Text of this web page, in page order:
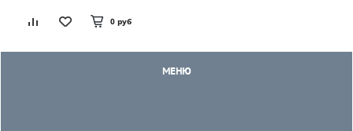
0 руб
МЕНЮ